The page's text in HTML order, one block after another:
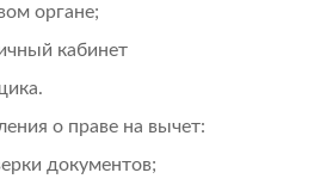
органе;
кабинет
о праве на вычет:
документов;